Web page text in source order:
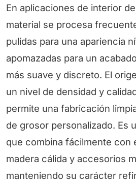
En aplicaciones de interior
material se procesa
pulidas para una apariencia
apomazadas para un
más suave y discreto. El
un nivel de densidad y
permite una fabricación
de grosor personalizado. Es
que combina fácilmente con
madera cálida y accesorios
manteniendo su carácter